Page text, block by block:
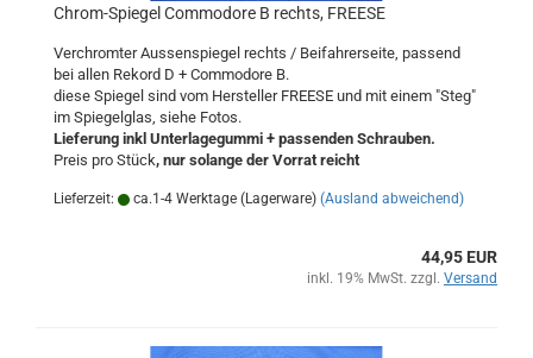
Chrom-Spiegel Commodore B rechts, FREESE
Verchromter Aussenspiegel rechts / Beifahrerseite, passend
bei allen Rekord D + Commodore B.
diese Spiegel sind vom Hersteller FREESE und mit einem "Steg"
im Spiegelglas, siehe Fotos.
Lieferung inkl Unterlagegummi + passenden Schrauben.
Preis pro Stück, nur solange der Vorrat reicht
Lieferzeit: ca.1-4 Werktage (Lagerware) (Ausland abweichend)
44,95 EUR
inkl. 19% MwSt. zzgl. Versand